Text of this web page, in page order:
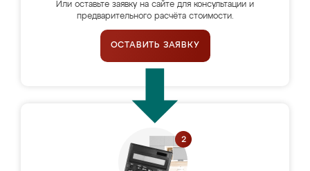
Или оставьте заявку на сайте для консультации и
предварительного расчёта стоимости.
ОСТАВИТЬ ЗАЯВКУ